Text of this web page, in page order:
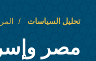
تحليل السياسات
مصر